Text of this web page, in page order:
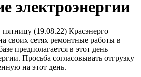
электроэнергии
(19.08.22) Красэнерго
своих сетях ремонтные работы в
предполагается в этот день
Просьба согласовывать отгрузку
на этот день.